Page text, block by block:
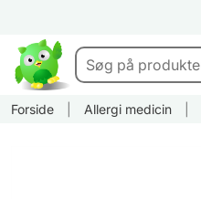
Forside Allergi medicin